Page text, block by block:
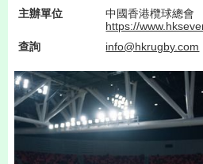
主辦單位
中國香港欖球總會
https://
查詢
info@hkrugby.com